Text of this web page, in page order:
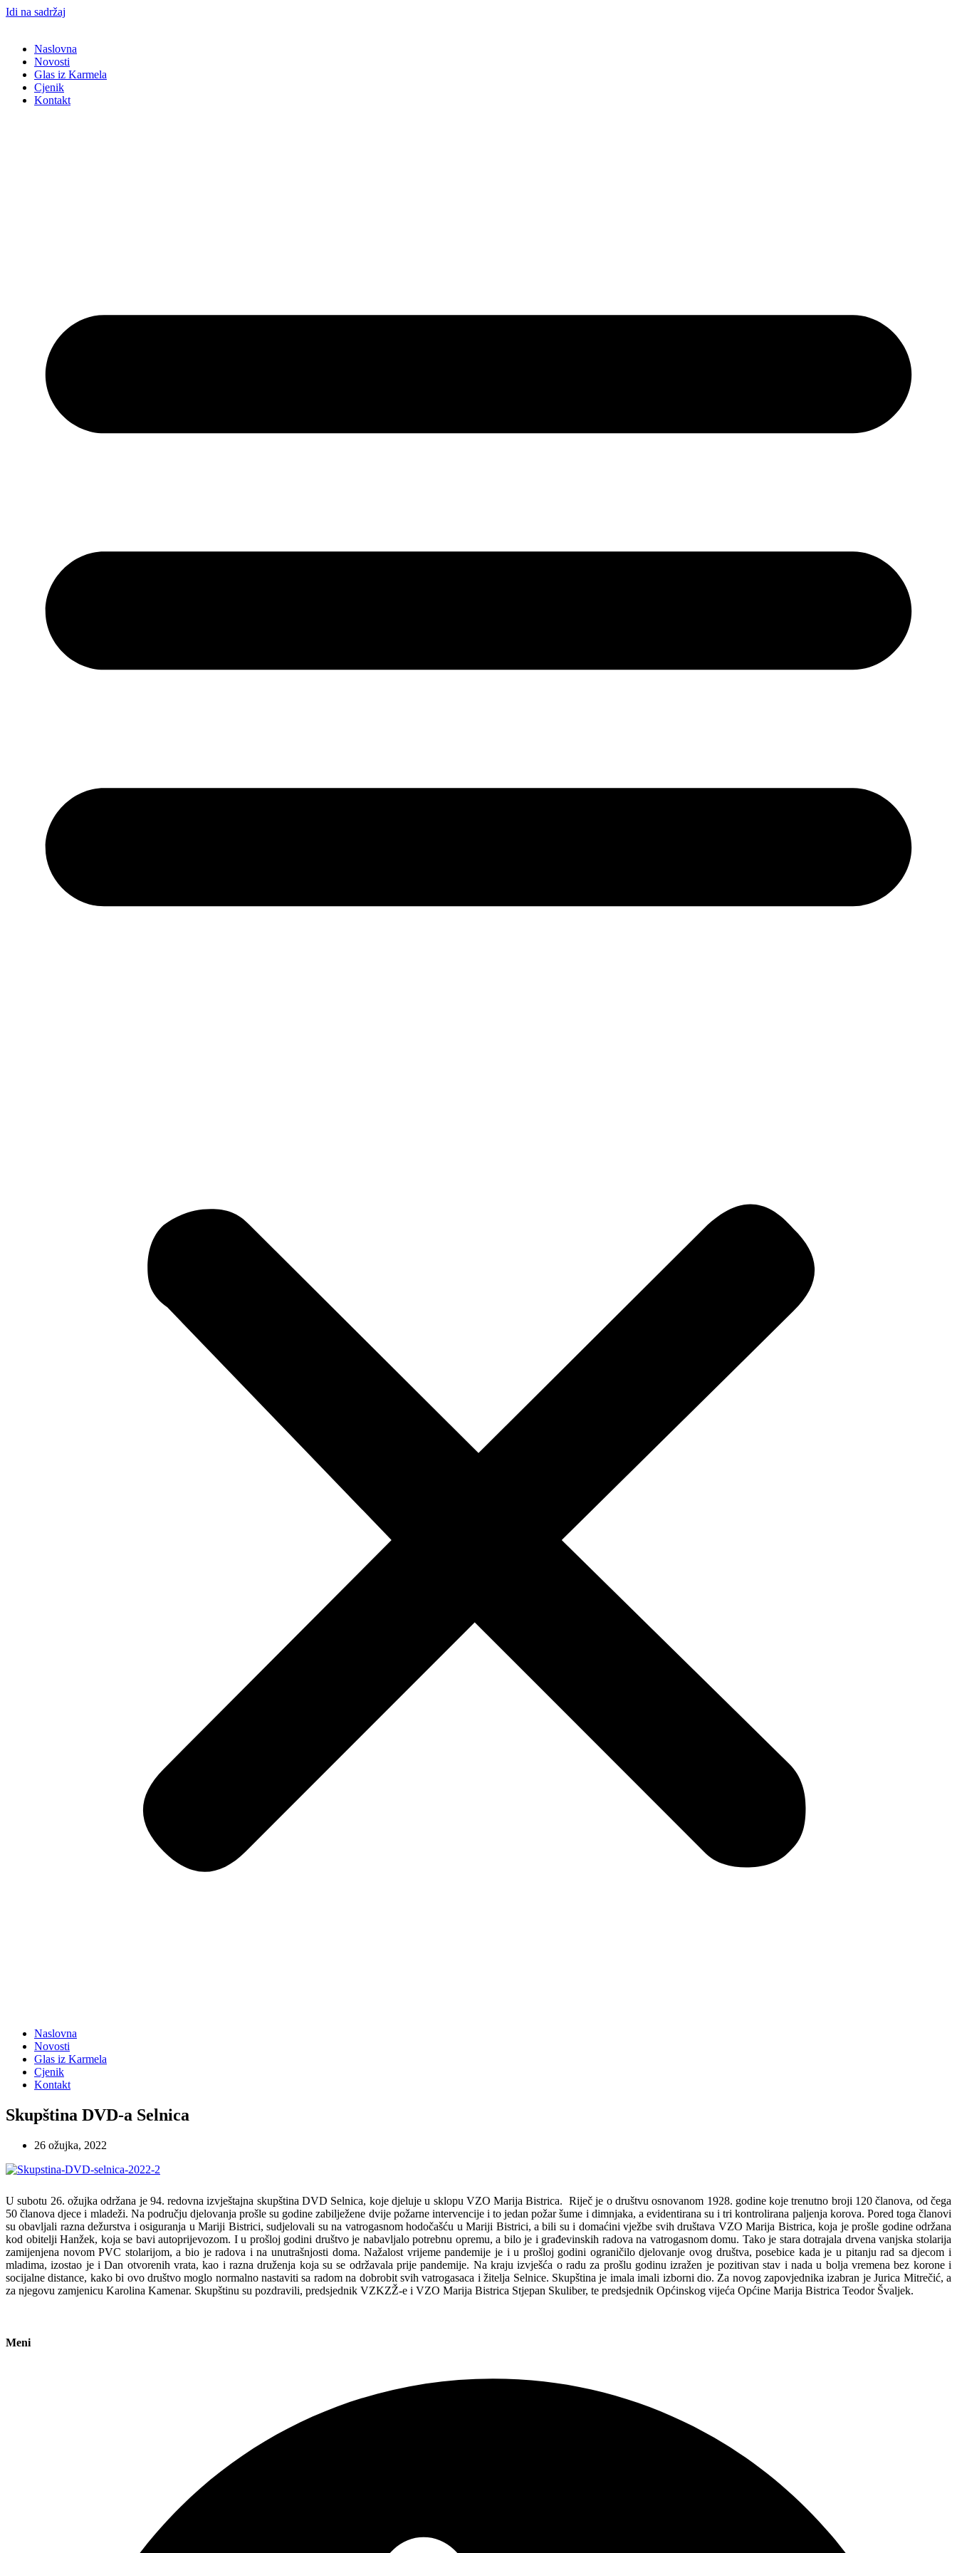
Idi na sadržaj
Naslovna
Novosti
Glas iz Karmela
Cjenik
Kontakt
Naslovna
Novosti
Glas iz Karmela
Cjenik
Kontakt
Skupština DVD-a Selnica
26 ožujka, 2022
U subotu 26. ožujka održana je 94. redovna izvještajna skupština DVD Selnica, koje djeluje u sklopu VZO Marija Bistrica. Riječ je o društvu osnovanom 1928. godine koje trenutno broji 120 članova, od čega
50 članova djece i mladeži. Na području djelovanja prošle su godine zabilježene dvije požarne intervencije i to jedan požar šume i dimnjaka, a evidentirana su i tri kontrolirana paljenja korova. Pored toga članovi
su obavljali razna dežurstva i osiguranja u Mariji Bistrici, sudjelovali su na vatrogasnom hodočašću u Mariji Bistrici, a bili su i domaćini vježbe svih društava VZO Marija Bistrica, koja je prošle godine održana
kod obitelji Hanžek, koja se bavi autoprijevozom. I u prošloj godini društvo je nabavljalo potrebnu opremu, a bilo je i građevinskih radova na vatrogasnom domu. Tako je stara dotrajala drvena vanjska stolarija
zamijenjena novom PVC stolarijom, a bio je radova i na unutrašnjosti doma. Nažalost vrijeme pandemije je i u prošloj godini ograničilo djelovanje ovog društva, posebice kada je u pitanju rad sa djecom i
mladima, izostao je i Dan otvorenih vrata, kao i razna druženja koja su se održavala prije pandemije. Na kraju izvješća o radu za prošlu godinu izražen je pozitivan stav i nada u bolja vremena bez korone i
socijalne distance, kako bi ovo društvo moglo normalno nastaviti sa radom na dobrobit svih vatrogasaca i žitelja Selnice. Skupština je imala imali izborni dio. Za novog zapovjednika izabran je Jurica Mitrečić, a
za njegovu zamjenicu Karolina Kamenar. Skupštinu su pozdravili, predsjednik VZKZŽ-e i VZO Marija Bistrica Stjepan Skuliber, te predsjednik Općinskog vijeća Općine Marija Bistrica Teodor Švaljek.
Meni